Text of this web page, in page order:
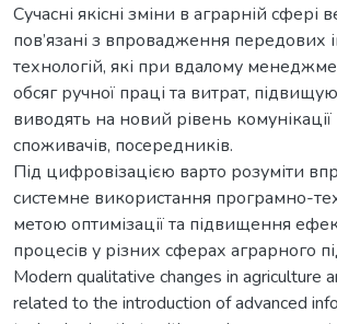
Сучасні якісні зміни в аграрній
пов’язані з впровадження передових
технологій, які при вдалому
обсяг ручної праці та витрат,
виводять на новий рівень
споживачів, посередників.
Під цифровізацією варто розуміти
системне використання програмно-
метою оптимізації та підвищення
процесів у різних сферах аграрного
Modern qualitative changes in agriculture
related to the introduction of advanced